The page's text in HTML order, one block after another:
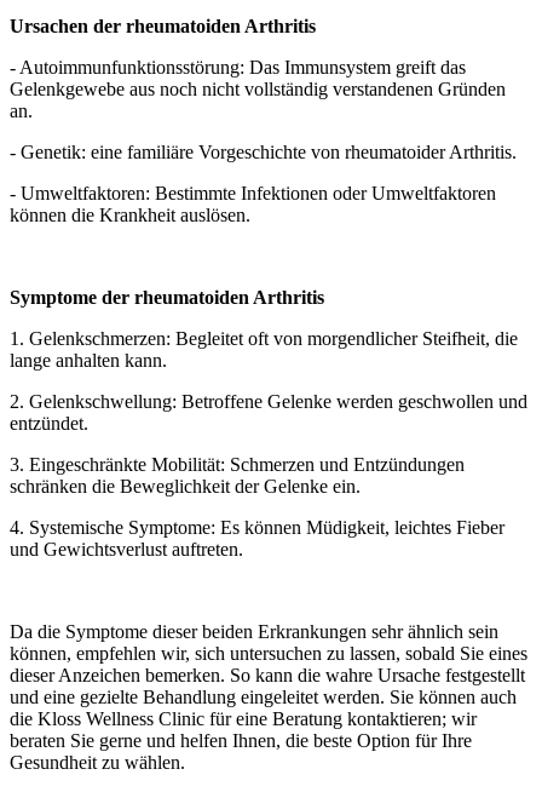
Ursachen der rheumatoiden Arthritis
- Autoimmunfunktionsstörung: Das Immunsystem greift das
Gelenkgewebe aus noch nicht vollständig verstandenen Gründen
an.
- Genetik: eine familiäre Vorgeschichte von rheumatoider Arthritis.
- Umweltfaktoren: Bestimmte Infektionen oder Umweltfaktoren
können die Krankheit auslösen.
Symptome der rheumatoiden Arthritis
1. Gelenkschmerzen: Begleitet oft von morgendlicher Steifheit, die
lange anhalten kann.
2. Gelenkschwellung: Betroffene Gelenke werden geschwollen und
entzündet.
3. Eingeschränkte Mobilität: Schmerzen und Entzündungen
schränken die Beweglichkeit der Gelenke ein.
4. Systemische Symptome: Es können Müdigkeit, leichtes Fieber
und Gewichtsverlust auftreten.
Da die Symptome dieser beiden Erkrankungen sehr ähnlich sein
können, empfehlen wir, sich untersuchen zu lassen, sobald Sie eines
dieser Anzeichen bemerken. So kann die wahre Ursache festgestellt
und eine gezielte Behandlung eingeleitet werden. Sie können auch
die Kloss Wellness Clinic für eine Beratung kontaktieren; wir
beraten Sie gerne und helfen Ihnen, die beste Option für Ihre
Gesundheit zu wählen.